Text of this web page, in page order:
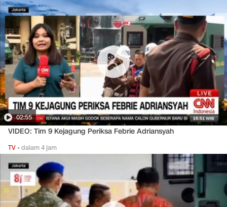
02:55
VIDEO: Tim 9 Kejagung Periksa Febrie Adriansyah
TV •dalam 4 jam